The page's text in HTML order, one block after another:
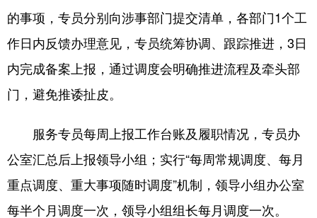
的事项，专员分别向涉事部门提交清单，各部门1个工
作日内反馈办理意见，专员统筹协调、跟踪推进，3日
内完成备案上报，通过调度会明确推进流程及牵头部
门，避免推诿扯皮。
服务专员每周上报工作台账及履职情况，专员办
公室汇总后上报领导小组；实行“每周常规调度、每月
重点调度、重大事项随时调度”机制，领导小组办公室
每半个月调度一次，领导小组组长每月调度一次。